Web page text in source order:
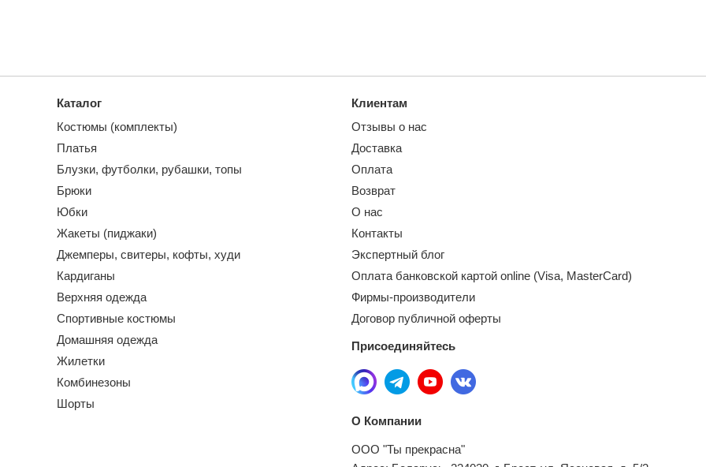
Каталог
Костюмы (комплекты)
Платья
Блузки, футболки, рубашки, топы
Брюки
Юбки
Жакеты (пиджаки)
Джемперы, свитеры, кофты, худи
Кардиганы
Верхняя одежда
Спортивные костюмы
Домашняя одежда
Жилетки
Комбинезоны
Шорты
Клиентам
Отзывы о нас
Доставка
Оплата
Возврат
О нас
Контакты
Экспертный блог
Оплата банковской картой online (Visa, MasterCard)
Фирмы-производители
Договор публичной оферты
Присоединяйтесь
О Компании
ООО "Ты прекрасна"